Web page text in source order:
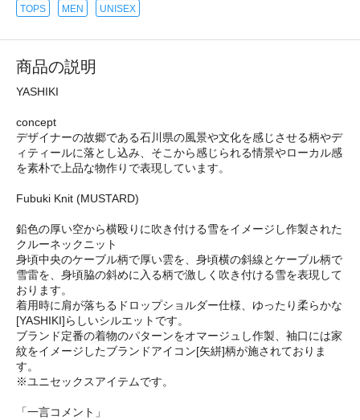
TOPS MEN UNISEX
商品の説明
YASHIKI
concept
デザイナーの故郷である石川県の風景や文化を感じさせる柄やデ
ィティールに落とし込み、そこから感じられる情景やローカル感
を素朴で上品な物作りで表現しています。
Fubuki Knit (MUSTARD)
鉛色の厚い空から横殴りに吹き付ける雪をイメージし作製された
クルーネックニット
身頃中央のケーブル柄で厚い雲を、身頃横の斜線とケーブル柄で
雪雷を、身頃脇の斜めに入る柄で激しく吹き付ける雪を表現して
おります。
着用時に肩が落ちるドロップショルダー仕様、ゆったり柔らかな
[YASHIKI]らしいシルエットです。
ブランド定番の着物のパターンをオマージュし作製、袖口には家
紋をイメージしたブランドアイコン[矢絣]柄が施されておりま
す。
※ユニセックスアイテムです。
「一言コメント」